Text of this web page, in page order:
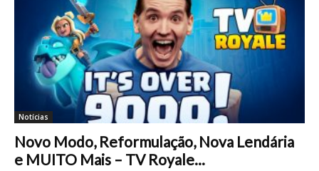
Notícias
Novo Modo, Reformulação, Nova Lendária
e MUITO Mais – TV Royale...